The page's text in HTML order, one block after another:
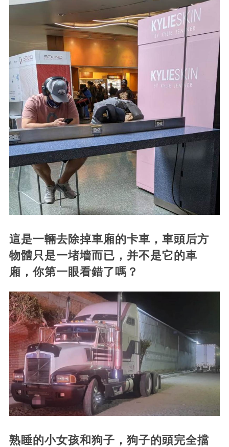
這是一輛去除掉車廂的卡車，車頭后方
物體只是一堵墻而已，并不是它的車
廂，你第一眼看錯了嗎？
熟睡的小女孩和狗子，狗子的頭完全擋